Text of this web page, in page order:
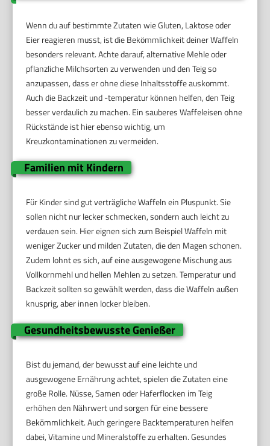
Wenn du auf bestimmte Zutaten wie Gluten, Laktose oder
Eier reagieren musst, ist die Bekömmlichkeit deiner Waffeln
besonders relevant. Achte darauf, alternative Mehle oder
pflanzliche Milchsorten zu verwenden und den Teig so
anzupassen, dass er ohne diese Inhaltsstoffe auskommt.
Auch die Backzeit und -temperatur können helfen, den Teig
besser verdaulich zu machen. Ein sauberes Waffeleisen ohne
Rückstände ist hier ebenso wichtig, um
Kreuzkontaminationen zu vermeiden.
Familien mit Kindern
Für Kinder sind gut verträgliche Waffeln ein Pluspunkt. Sie
sollen nicht nur lecker schmecken, sondern auch leicht zu
verdauen sein. Hier eignen sich zum Beispiel Waffeln mit
weniger Zucker und milden Zutaten, die den Magen schonen.
Zudem lohnt es sich, auf eine ausgewogene Mischung aus
Vollkornmehl und hellen Mehlen zu setzen. Temperatur und
Backzeit sollten so gewählt werden, dass die Waffeln außen
knusprig, aber innen locker bleiben.
Gesundheitsbewusste Genießer
Bist du jemand, der bewusst auf eine leichte und
ausgewogene Ernährung achtet, spielen die Zutaten eine
große Rolle. Nüsse, Samen oder Haferflocken im Teig
erhöhen den Nährwert und sorgen für eine bessere
Bekömmlichkeit. Auch geringere Backtemperaturen helfen
dabei, Vitamine und Mineralstoffe zu erhalten. Gesundes